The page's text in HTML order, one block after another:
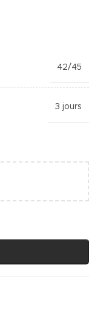
42/45
3 jours